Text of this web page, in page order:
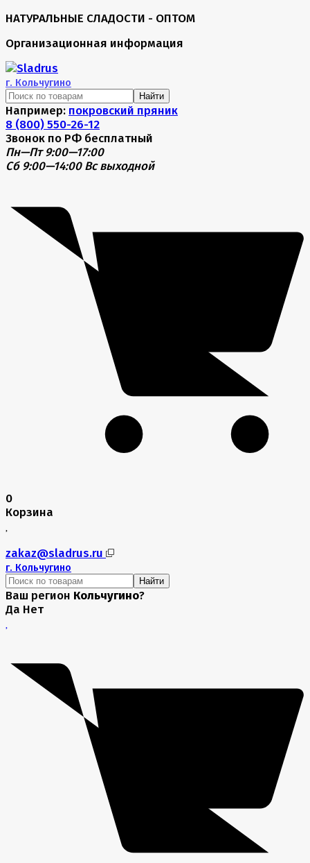
НАТУРАЛЬНЫЕ СЛАДОСТИ - ОПТОМ
Организационная информация
г. Кольчугино
Найти
Например: покровский пряник
8 (800) 550-26-12
Звонок по РФ бесплатный
Пн—Пт 9:00—17:00
Сб 9:00—14:00 Вс выходной
0
Корзина
zakaz@sladrus.ru
г. Кольчугино
Найти
Ваш регион Кольчугино?
Да Нет